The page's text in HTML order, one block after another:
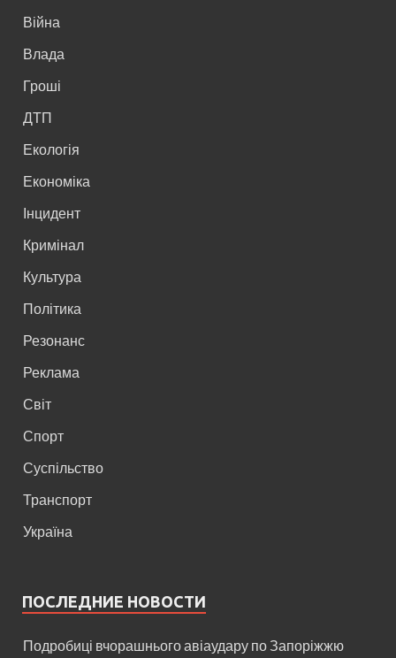
Війна
Влада
Гроші
ДТП
Екологія
Економіка
Інцидент
Кримінал
Культура
Політика
Резонанс
Реклама
Світ
Спорт
Суспільство
Транспорт
Україна
ПОСЛЕДНИЕ НОВОСТИ
Подробиці вчорашнього авіаудару по Запоріжжю